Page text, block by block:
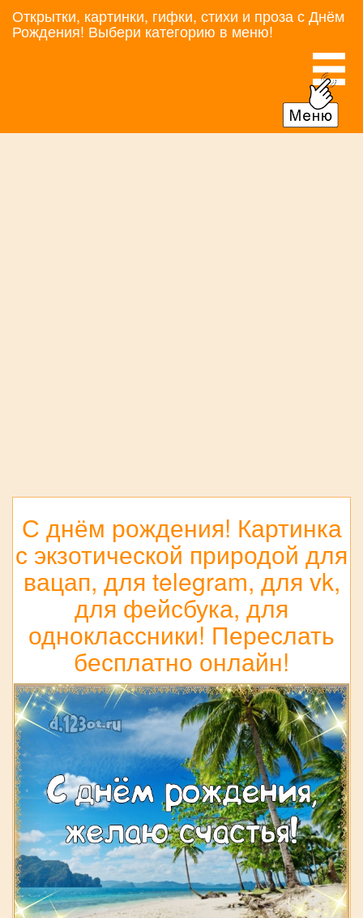
Открытки, картинки, гифки, стихи и проза с Днём
Рождения! Выбери категорию в меню!
С днём рождения! Картинка
с экзотической природой для
вацап, для telegram, для vk,
для фейсбука, для
одноклассники! Переслать
бесплатно онлайн!